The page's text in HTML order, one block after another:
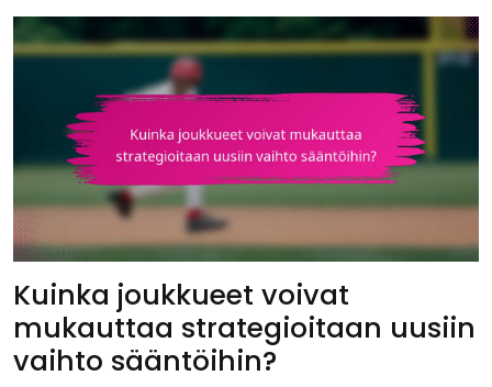
Kuinka joukkueet voivat
mukauttaa strategioitaan uusiin
vaihto sääntöihin?